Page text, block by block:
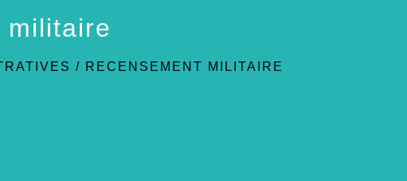
militaire
/ RECENSEMENT MILITAIRE